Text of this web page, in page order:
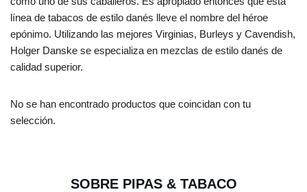
línea de tabacos de estilo danés lleve el nombre del héroe
epónimo. Utilizando las mejores Virginias, Burleys y Cavendish,
Holger Danske se especializa en mezclas de estilo danés de
calidad superior.
No se han encontrado productos que coincidan con tu
selección.
SOBRE PIPAS & TABACO